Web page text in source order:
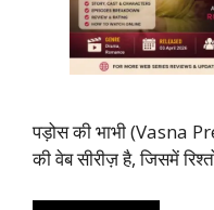
पड़ोस की भाभी (Vasna
की वेब सीरीज़ है, जिसमें